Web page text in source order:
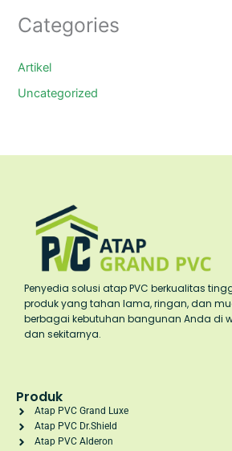
Categories
Artikel
Uncategorized
Penyedia solusi atap PVC berkualitas
produk yang tahan lama, ringan, dan
berbagai kebutuhan bangunan Anda di
dan sekitarnya.
Produk
Atap PVC Grand Luxe
Atap PVC Dr.Shield
Atap PVC Alderon